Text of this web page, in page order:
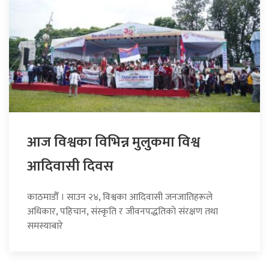
आज विश्वका विभिन्न मुलुकमा विश्व
आदिवासी दिवस
काठमाडौँ । साउन २४, विश्वका आदिवासी जनजातिहरूले
अधिकार, पहिचान, संस्कृति र जीवनपद्धतिको संरक्षण तथा
समस्याबारे